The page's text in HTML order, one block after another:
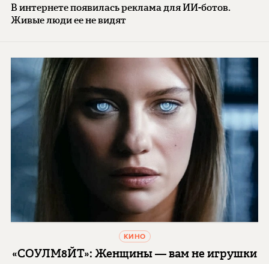
В интернете появилась реклама для ИИ-ботов.
Живые люди ее не видят
КИНО
«СОУЛМ8ЙТ»: Женщины — вам не игрушки